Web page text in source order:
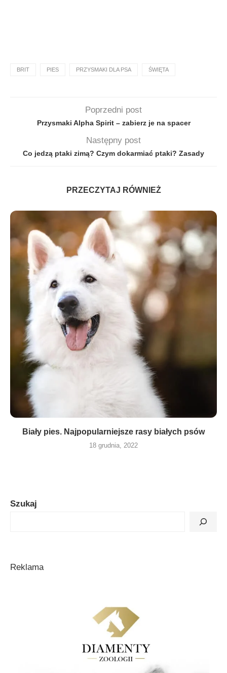
BRIT PIES PRZYSMAKI DLA PSA ŚWIĘTA
Poprzedni post
Przysmaki Alpha Spirit – zabierz je na spacer
Następny post
Co jedzą ptaki zimą? Czym dokarmiać ptaki? Zasady
PRZECZYTAJ RÓWNIEŻ
Biały pies. Najpopularniejsze rasy białych psów
18 grudnia, 2022
Szukaj
Reklama